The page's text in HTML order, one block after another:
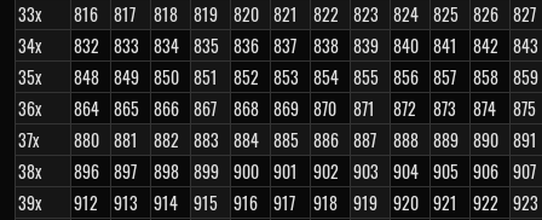
33x
816 817 818 819 820 821 822 823 824 825 826 827
34x
832 833 834 835 836 837 838 839 840 841 842 843
35x
848 849 850 851 852 853 854 855 856 857 858 859
36x
864 865 866 867 868 869 870 871 872 873 874
875
37x
880 881 882 883 884 885 886 887 888 889 890 891
38x
896 897 898 899 900 901 902 903 904 905 906 907
39x
912 913 914 915 916 917 918 919 920 921 922 923